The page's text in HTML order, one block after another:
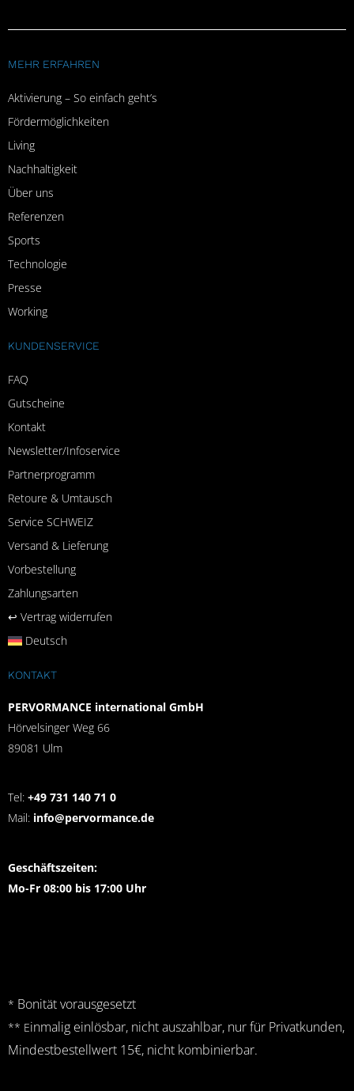
MEHR ERFAHREN
Aktivierung – So einfach geht’s
Fördermöglichkeiten
Living
Nachhaltigkeit
Über uns
Referenzen
Sports
Technologie
Presse
Working
KUNDENSERVICE
FAQ
Gutscheine
Kontakt
Newsletter/Infoservice
Partnerprogramm
Retoure & Umtausch
Service SCHWEIZ
Versand & Lieferung
Vorbestellung
Zahlungsarten
↩︎ Vertrag widerrufen
Deutsch
KONTAKT
PERVORMANCE international GmbH
Hörvelsinger Weg 66
89081 Ulm
Tel: +49 731 140 71 0
Mail: info@pervormance.de
Geschäftszeiten:
Mo-Fr 08:00 bis 17:00 Uhr
* Bonität vorausgesetzt
** Einmalig einlösbar, nicht auszahlbar, nur für Privatkunden,
Mindestbestellwert 15€, nicht kombinierbar.